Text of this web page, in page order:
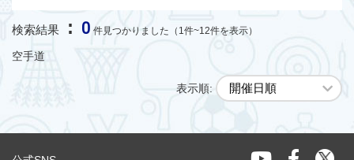
検索結果 : 0 件見つかりました（1件~12件を表示）
空手道
表示順: